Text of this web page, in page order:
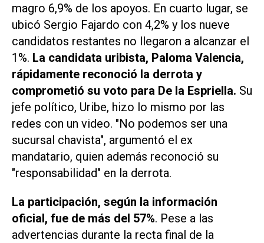
magro 6,9% de los apoyos. En cuarto lugar, se
ubicó Sergio Fajardo con 4,2% y los nueve
candidatos restantes no llegaron a alcanzar el
1%. La candidata uribista, Paloma Valencia,
rápidamente reconoció la derrota y
comprometió su voto para De la Espriella. Su
jefe político, Uribe, hizo lo mismo por las
redes con un video. "No podemos ser una
sucursal chavista", argumentó el ex
mandatario, quien además reconoció su
"responsabilidad" en la derrota.
La participación, según la información
oficial, fue de más del 57%. Pese a las
advertencias durante la recta final de la